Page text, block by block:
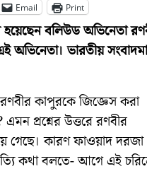
Email Print
হয়েছেন বলিউড অভিনেতা
অভিনেতা। ভারতীয়
রণবীর কাপুরকে জিজ্ঞেস করা
প্রশ্নের উত্তরে রণবীর
গেছে। কারণ ফাওয়াদ
কথা বলতে- আগে এই